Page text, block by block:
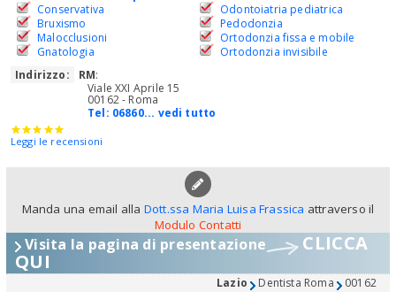
Conservativa
Bruxismo
Malocclusioni
Gnatologia
Odontoiatria pediatrica
Pedodonzia
Ortodonzia fissa e mobile
Ortodonzia invisibile
Indirizzo:
RM:
Viale XXI Aprile 15
00162 - Roma
Tel: 06860... vedi tutto
Leggi le recensioni
Manda una email alla Dott.ssa Maria Luisa Frassica attraverso il
Modulo Contatti
Visita la pagina di presentazione CLICCA
QUI
Lazio Dentista Roma 00162